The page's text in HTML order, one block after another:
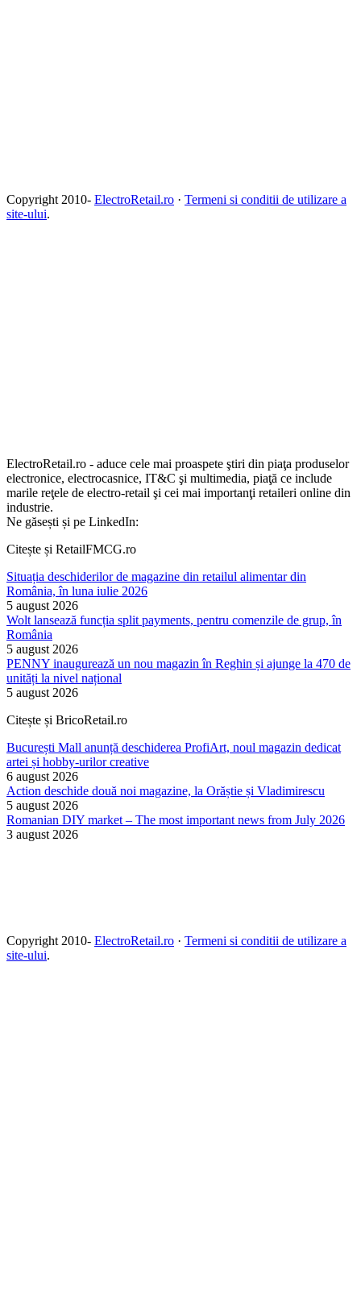
Copyright 2010- ElectroRetail.ro · Termeni si conditii de utilizare a
site-ului.
ElectroRetail.ro - aduce cele mai proaspete ştiri din piaţa produselor
electronice, electrocasnice, IT&C şi multimedia, piaţă ce include
marile reţele de electro-retail şi cei mai importanţi retaileri online din
industrie.
Ne găsești și pe LinkedIn:
Citește și RetailFMCG.ro
Situația deschiderilor de magazine din retailul alimentar din
România, în luna iulie 2026
5 august 2026
Wolt lansează funcția split payments, pentru comenzile de grup, în
România
5 august 2026
PENNY inaugurează un nou magazin în Reghin și ajunge la 470 de
unități la nivel național
5 august 2026
Citește și BricoRetail.ro
București Mall anunță deschiderea ProfiArt, noul magazin dedicat
artei și hobby-urilor creative
6 august 2026
Action deschide două noi magazine, la Orăștie și Vladimirescu
5 august 2026
Romanian DIY market – The most important news from July 2026
3 august 2026
Copyright 2010- ElectroRetail.ro · Termeni si conditii de utilizare a
site-ului.